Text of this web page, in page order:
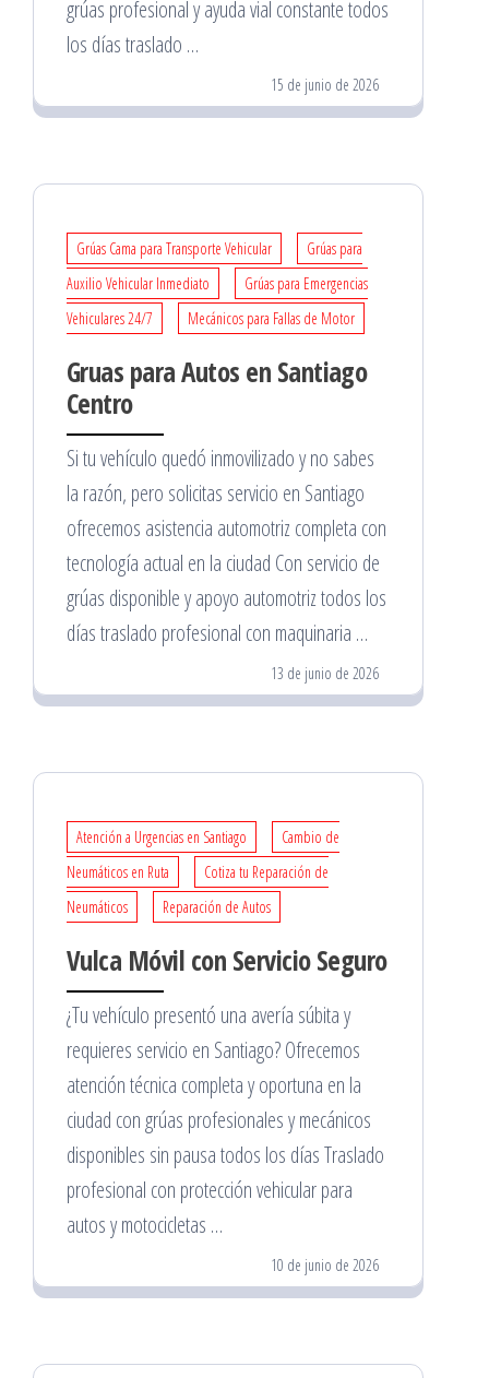
grúas profesional y ayuda vial constante todos
los días traslado …
15 de junio de 2026
Grúas Cama para Transporte Vehicular
Grúas para
Auxilio Vehicular Inmediato
Grúas para Emergencias
Vehiculares 24/7
Mecánicos para Fallas de Motor
Gruas para Autos en Santiago
Centro
Si tu vehículo quedó inmovilizado y no sabes
la razón, pero solicitas servicio en Santiago
ofrecemos asistencia automotriz completa con
tecnología actual en la ciudad Con servicio de
grúas disponible y apoyo automotriz todos los
días traslado profesional con maquinaria …
13 de junio de 2026
Atención a Urgencias en Santiago
Cambio de
Neumáticos en Ruta
Cotiza tu Reparación de
Neumáticos
Reparación de Autos
Vulca Móvil con Servicio Seguro
¿Tu vehículo presentó una avería súbita y
requieres servicio en Santiago? Ofrecemos
atención técnica completa y oportuna en la
ciudad con grúas profesionales y mecánicos
disponibles sin pausa todos los días Traslado
profesional con protección vehicular para
autos y motocicletas …
10 de junio de 2026